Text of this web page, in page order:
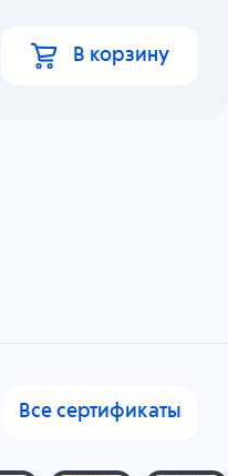
В корзину
Все сертификаты